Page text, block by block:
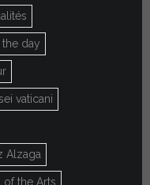
day
vaticani
Alzaga
of the Arts